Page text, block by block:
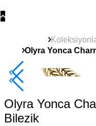
Olyra Yonca
Yeni Ürün
Olyra Yonca
Bilezik